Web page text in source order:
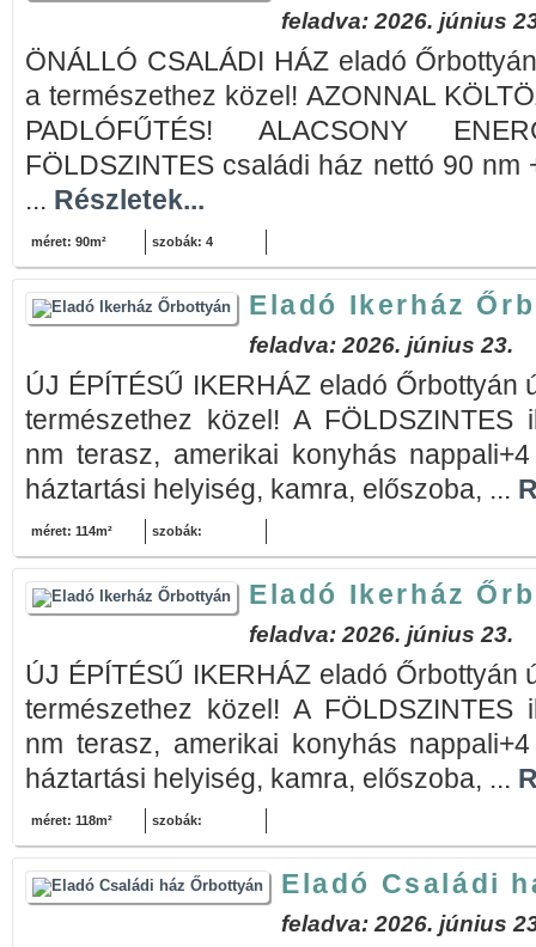
feladva: 2026. június
ÖNÁLLÓ CSALÁDI HÁZ eladó
a természethez közel! AZONNAL
PADLÓFŰTÉS! ALACSONY
FÖLDSZINTES családi ház nettó 90 nm
... Részletek...
méret: 90m² szobák: 4
Eladó Ikerház
feladva: 2026. június 23.
ÚJ ÉPÍTÉSŰ IKERHÁZ eladó Őrbottyán
természethez közel! A FÖLDSZINTES
nm terasz, amerikai konyhás
háztartási helyiség, kamra, előszoba, ...
méret: 114m² szobák:
Eladó Ikerház
feladva: 2026. június 23.
ÚJ ÉPÍTÉSŰ IKERHÁZ eladó Őrbottyán
természethez közel! A FÖLDSZINTES
nm terasz, amerikai konyhás
háztartási helyiség, kamra, előszoba, ...
méret: 118m² szobák:
Eladó Családi
feladva: 2026. június